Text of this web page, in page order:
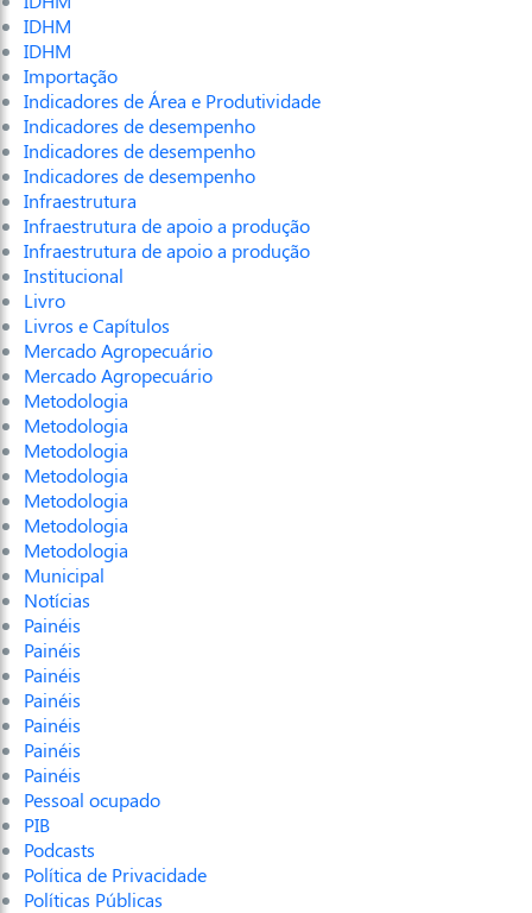
IDHM
IDHM
Importação
Indicadores de Área e Produtividade
Indicadores de desempenho
Indicadores de desempenho
Indicadores de desempenho
Infraestrutura
Infraestrutura de apoio a produção
Infraestrutura de apoio a produção
Institucional
Livro
Livros e Capítulos
Mercado Agropecuário
Mercado Agropecuário
Metodologia
Metodologia
Metodologia
Metodologia
Metodologia
Metodologia
Metodologia
Municipal
Notícias
Painéis
Painéis
Painéis
Painéis
Painéis
Painéis
Painéis
Pessoal ocupado
PIB
Podcasts
Política de Privacidade
Políticas Públicas